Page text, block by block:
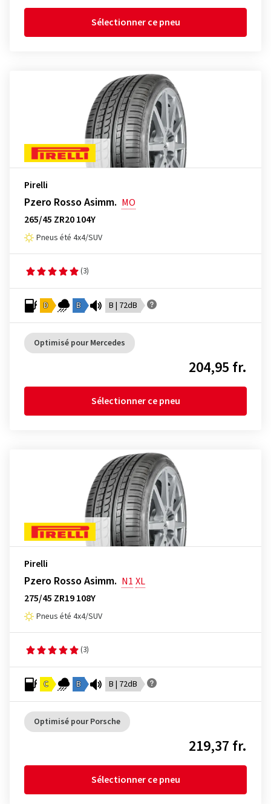
Sélectionner ce pneu
Pirelli
Pzero Rosso Asimm. MO
265/45 ZR20 104Y
Pneus été 4x4/SUV
(3)
D B B | 72dB
Optimisé pour Mercedes
204,95 fr.
Sélectionner ce pneu
Pirelli
Pzero Rosso Asimm. N1 XL
275/45 ZR19 108Y
Pneus été 4x4/SUV
(3)
C B B | 72dB
Optimisé pour Porsche
219,37 fr.
Sélectionner ce pneu